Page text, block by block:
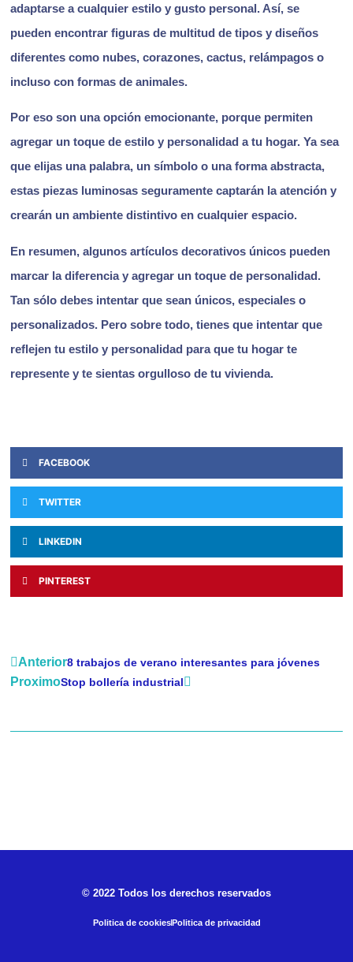
adaptarse a cualquier estilo y gusto personal. Así, se
pueden encontrar figuras de multitud de tipos y diseños
diferentes como nubes, corazones, cactus, relámpagos o
incluso con formas de animales.
Por eso son una opción emocionante, porque permiten
agregar un toque de estilo y personalidad a tu hogar. Ya sea
que elijas una palabra, un símbolo o una forma abstracta,
estas piezas luminosas seguramente captarán la atención y
crearán un ambiente distintivo en cualquier espacio.
En resumen, algunos artículos decorativos únicos pueden
marcar la diferencia y agregar un toque de personalidad.
Tan sólo debes intentar que sean únicos, especiales o
personalizados. Pero sobre todo, tienes que intentar que
reflejen tu estilo y personalidad para que tu hogar te
represente y te sientas orgulloso de tu vivienda.
FACEBOOK
TWITTER
LINKEDIN
PINTEREST
Anterior8 trabajos de verano interesantes para jóvenes
ProximoStop bollería industrial
© 2022 Todos los derechos reservados
Politica de cookiesPolitica de privacidad